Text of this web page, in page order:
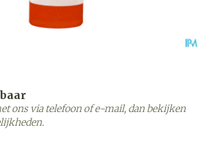
ons via telefoon of e-mail, dan bekijken